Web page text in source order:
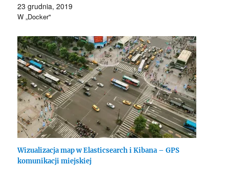
23 grudnia, 2019
W „Docker"
Wizualizacja map w Elasticsearch i Kibana – GPS
komunikacji miejskiej